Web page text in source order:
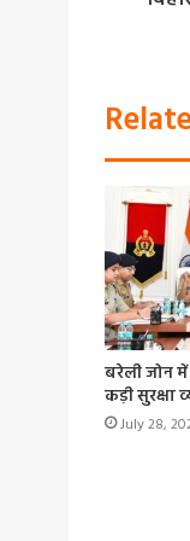
बरेली जोन में
कड़ी सुरक्षा
July 28,